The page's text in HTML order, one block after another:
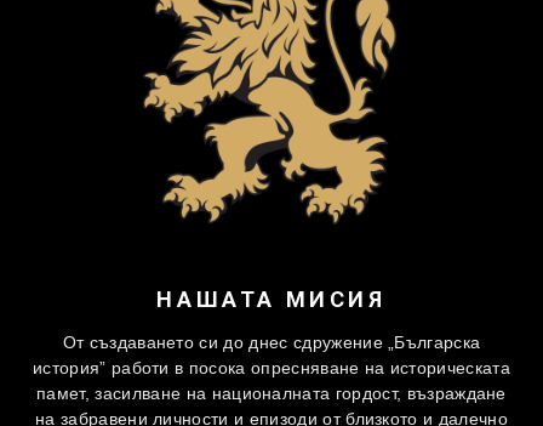
НАШАТА МИСИЯ
От създаването си до днес сдружение „Българска
история” работи в посока опресняване на историческата
памет, засилване на националната гордост, възраждане
на забравени личности и епизоди от близкото и далечно